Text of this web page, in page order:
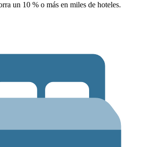
un 10 % o más en miles de hoteles.